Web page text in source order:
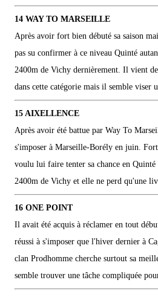
14 WAY TO MARSEILLE
Après avoir fort bien débuté sa saison
pas su confirmer à ce niveau Quinté
2400m de Vichy dernièrement. Il vient
dans cette catégorie mais il semble viser
15 AIXELLENCE
Après avoir été battue par Way To
s'imposer à Marseille-Borély en juin. Fort
voulu lui faire tenter sa chance en Quinté
2400m de Vichy et elle ne perd qu'une
16 ONE POINT
Il avait été acquis à réclamer en tout
réussi à s'imposer que l'hiver dernier à
clan Prodhomme cherche surtout sa
semble trouver une tâche compliquée